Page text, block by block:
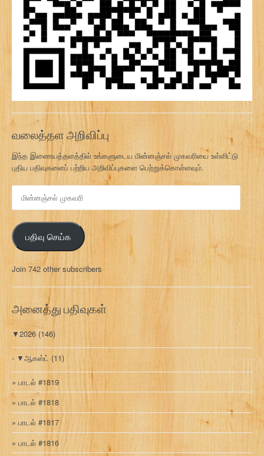
வலைத்தள அறிவிப்பு
இந்த இணையத்தளத்தில் உங்களுடைய மின்னஞ்சல் முகவரியை உள்ளிட்டு
புதிய பதிவுகளைப் பற்றிய அறிவிப்புகளை பெற்றுக்கொள்ளவும்.
ன
ஞ்
ச
ல்
க
வ
பதிவு செய்க
Join 742 other subscribers
அனைத்து பதிவுகள்
▼2026 (146)
▼ஆகஸ்ட் (11)
பாடல் #1819
பாடல் #1818
பாடல் #1817
பாடல் #1816